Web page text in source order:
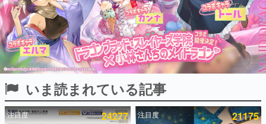
アプリセール情報
インタビュー
連載・特集一覧
殿堂入り記事
SNS拡散数が数千以上！ ページビュー数万以上！ などな
ど。多くの人々に読まれた、電ファミ渾身の“殿堂入り”記
事をまとめました。
いま読まれている記事
注目度 24277 注目度 21175